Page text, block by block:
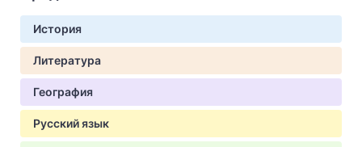
История
Литература
География
Русский язык